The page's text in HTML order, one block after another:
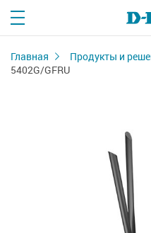
Главная Продукты и
5402G/GFRU